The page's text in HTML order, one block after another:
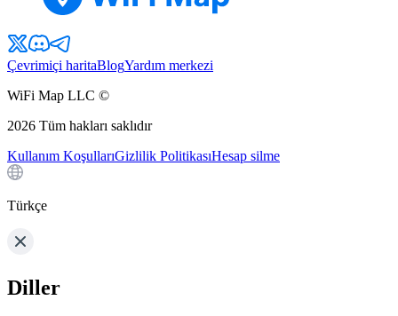
Çevrimiçi haritaBlogYardım merkezi
WiFi Map LLC ©
2026 Tüm hakları saklıdır
Kullanım KoşullarıGizlilik PolitikasıHesap silme
Türkçe
Diller